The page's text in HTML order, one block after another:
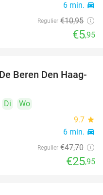
6 min. directions_car
Regulier €10,95
€5,95
46%
Beren Den Haag-
Di
Wo
9.7 star
6 min. directions_car
Regulier €47,70
€25,95